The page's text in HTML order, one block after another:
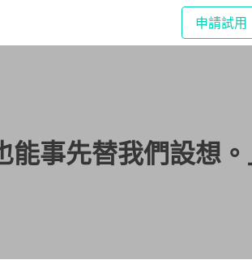
申請試用
事先替我們設想。